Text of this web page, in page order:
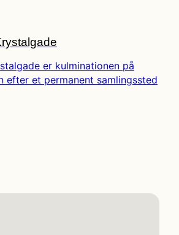
er kulminationen på
efter et permanent samlingssted